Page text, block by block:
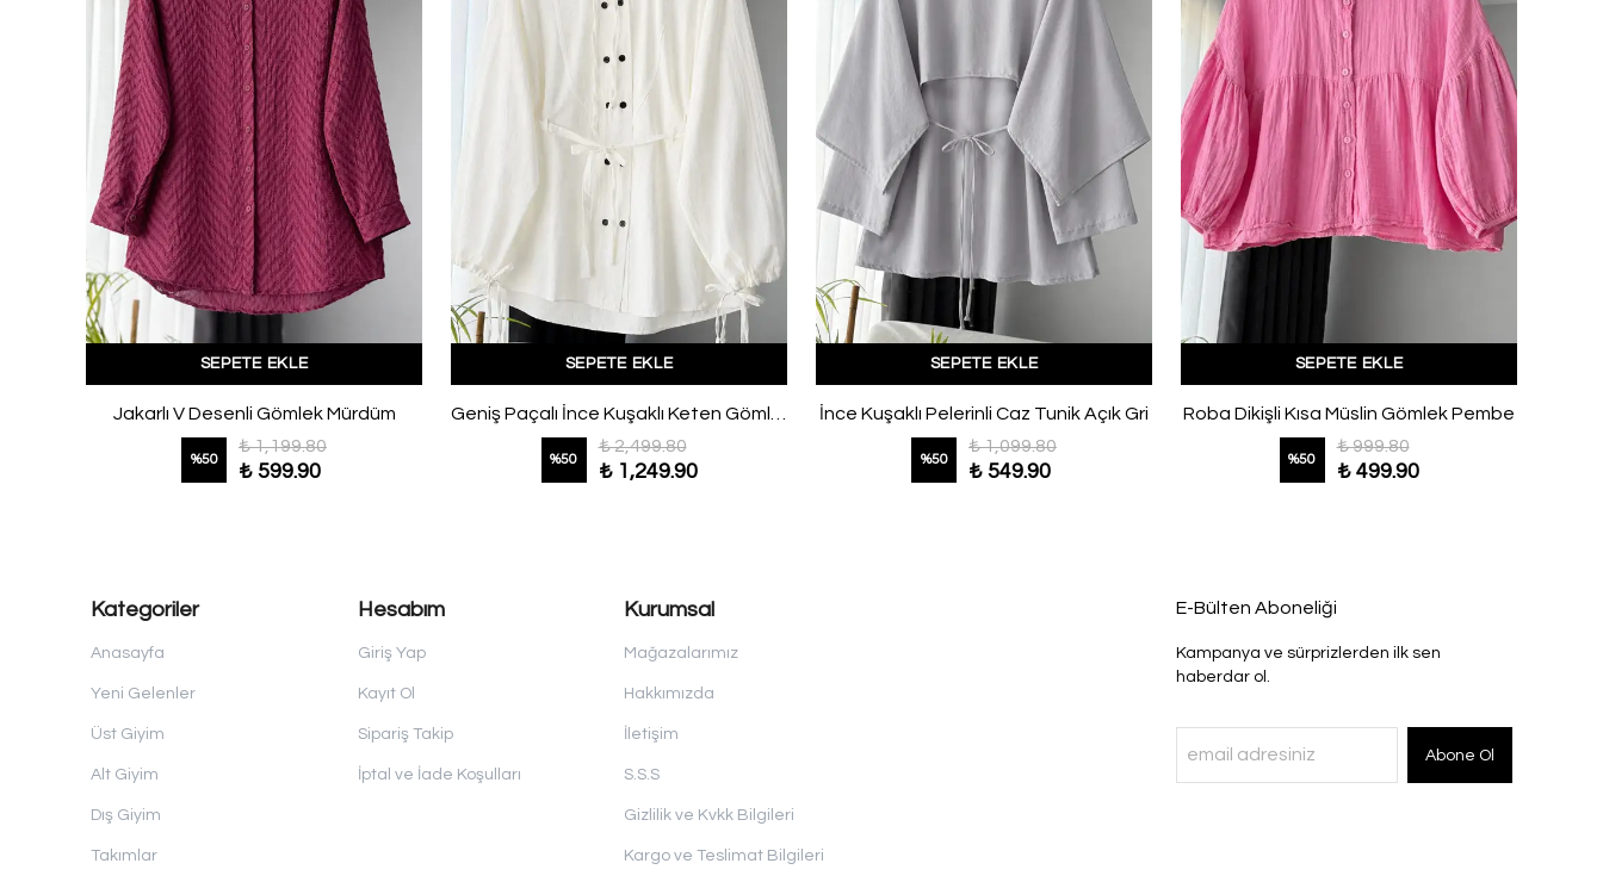
SEPETE EKLE
Jakarlı V Desenli Gömlek Mürdüm
%50
₺ 1,199.80
₺ 599.90
SEPETE EKLE
Geniş Paçalı İnce Kuşaklı Keten Gömlek Ekru
%50
₺ 2,499.80
₺ 1,249.90
SEPETE EKLE
İnce Kuşaklı Pelerinli Caz Tunik Açık Gri
%50
₺ 1,099.80
₺ 549.90
SEPETE EKLE
Roba Dikişli Kısa Müslin Gömlek Pembe
%50
₺ 999.80
₺ 499.90
Kategoriler
Anasayfa
Yeni Gelenler
Üst Giyim
Alt Giyim
Dış Giyim
Takımlar
Hesabım
Giriş Yap
Kayıt Ol
Sipariş Takip
İptal ve İade Koşulları
Kurumsal
Mağazalarımız
Hakkımızda
İletişim
S.S.S
Gizlilik ve Kvkk Bilgileri
Kargo ve Teslimat Bilgileri
E-Bülten Aboneliği
Kampanya ve sürprizlerden ilk sen
haberdar ol.
Abone Ol